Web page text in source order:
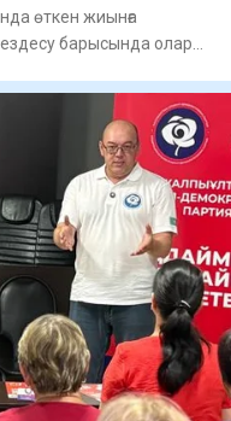
өткен жиынға
барысында олар